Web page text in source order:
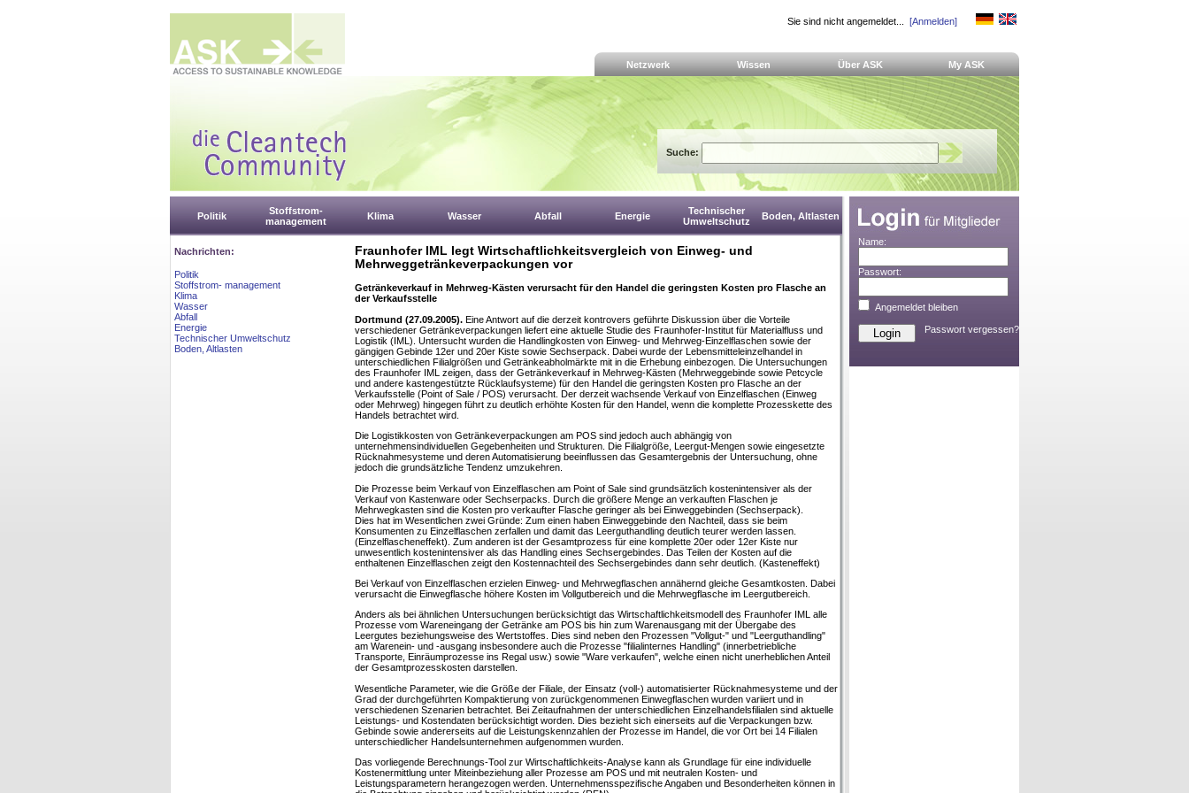
Sie sind nicht angemeldet... [Anmelden]
Netzwerk Wissen Über ASK My ASK
Suche:
Politik
Stoffstrom-
management
Klima Wasser Abfall Energie
Technischer
Umweltschutz
Boden, Altlasten
Nachrichten:
Politik
Stoffstrom- management
Klima
Wasser
Abfall
Energie
Technischer Umweltschutz
Boden, Altlasten
Fraunhofer IML legt Wirtschaftlichkeitsvergleich von Einweg- und
Mehrweggetränkeverpackungen vor
Getränkeverkauf in Mehrweg-Kästen verursacht für den Handel die geringsten Kosten pro Flasche an
der Verkaufsstelle
Dortmund (27.09.2005). Eine Antwort auf die derzeit kontrovers geführte Diskussion über die Vorteile
verschiedener Getränkeverpackungen liefert eine aktuelle Studie des Fraunhofer-Institut für Materialfluss und
Logistik (IML). Untersucht wurden die Handlingkosten von Einweg- und Mehrweg-Einzelflaschen sowie der
gängigen Gebinde 12er und 20er Kiste sowie Sechserpack. Dabei wurde der Lebensmitteleinzelhandel in
unterschiedlichen Filialgrößen und Getränkeabholmärkte mit in die Erhebung einbezogen. Die Untersuchungen
des Fraunhofer IML zeigen, dass der Getränkeverkauf in Mehrweg-Kästen (Mehrweggebinde sowie Petcycle
und andere kastengestützte Rücklaufsysteme) für den Handel die geringsten Kosten pro Flasche an der
Verkaufsstelle (Point of Sale / POS) verursacht. Der derzeit wachsende Verkauf von Einzelflaschen (Einweg
oder Mehrweg) hingegen führt zu deutlich erhöhte Kosten für den Handel, wenn die komplette Prozesskette des
Handels betrachtet wird.
Die Logistikkosten von Getränkeverpackungen am POS sind jedoch auch abhängig von
unternehmensindividuellen Gegebenheiten und Strukturen. Die Filialgröße, Leergut-Mengen sowie eingesetzte
Rücknahmesysteme und deren Automatisierung beeinflussen das Gesamtergebnis der Untersuchung, ohne
jedoch die grundsätzliche Tendenz umzukehren.
Die Prozesse beim Verkauf von Einzelflaschen am Point of Sale sind grundsätzlich kostenintensiver als der
Verkauf von Kastenware oder Sechserpacks. Durch die größere Menge an verkauften Flaschen je
Mehrwegkasten sind die Kosten pro verkaufter Flasche geringer als bei Einweggebinden (Sechserpack).
Dies hat im Wesentlichen zwei Gründe: Zum einen haben Einweggebinde den Nachteil, dass sie beim
Konsumenten zu Einzelflaschen zerfallen und damit das Leerguthandling deutlich teurer werden lassen.
(Einzelflascheneffekt). Zum anderen ist der Gesamtprozess für eine komplette 20er oder 12er Kiste nur
unwesentlich kostenintensiver als das Handling eines Sechsergebindes. Das Teilen der Kosten auf die
enthaltenen Einzelflaschen zeigt den Kostennachteil des Sechsergebindes dann sehr deutlich. (Kasteneffekt)
Bei Verkauf von Einzelflaschen erzielen Einweg- und Mehrwegflaschen annähernd gleiche Gesamtkosten. Dabei
verursacht die Einwegflasche höhere Kosten im Vollgutbereich und die Mehrwegflasche im Leergutbereich.
Anders als bei ähnlichen Untersuchungen berücksichtigt das Wirtschaftlichkeitsmodell des Fraunhofer IML alle
Prozesse vom Wareneingang der Getränke am POS bis hin zum Warenausgang mit der Übergabe des
Leergutes beziehungsweise des Wertstoffes. Dies sind neben den Prozessen "Vollgut-" und "Leerguthandling"
am Warenein- und -ausgang insbesondere auch die Prozesse "filialinternes Handling" (innerbetriebliche
Transporte, Einräumprozesse ins Regal usw.) sowie "Ware verkaufen", welche einen nicht unerheblichen Anteil
der Gesamtprozesskosten darstellen.
Wesentliche Parameter, wie die Größe der Filiale, der Einsatz (voll-) automatisierter Rücknahmesysteme und der
Grad der durchgeführten Kompaktierung von zurückgenommenen Einwegflaschen wurden variiert und in
verschiedenen Szenarien betrachtet. Bei Zeitaufnahmen der unterschiedlichen Einzelhandelsfilialen sind aktuelle
Leistungs- und Kostendaten berücksichtigt worden. Dies bezieht sich einerseits auf die Verpackungen bzw.
Gebinde sowie andererseits auf die Leistungskennzahlen der Prozesse im Handel, die vor Ort bei 14 Filialen
unterschiedlicher Handelsunternehmen aufgenommen wurden.
Das vorliegende Berechnungs-Tool zur Wirtschaftlichkeits-Analyse kann als Grundlage für eine individuelle
Kostenermittlung unter Miteinbeziehung aller Prozesse am POS und mit neutralen Kosten- und
Leistungsparametern herangezogen werden. Unternehmensspezifische Angaben und Besonderheiten können in
Name:
Passwort:
Angemeldet bleiben
Passwort vergessen?